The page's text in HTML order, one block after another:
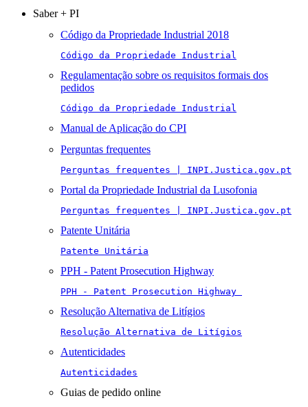
Saber + PI
Código da Propriedade Industrial 2018
Código da Propriedade Industrial
Regulamentação sobre os requisitos formais dos
pedidos
Código da Propriedade Industrial
Manual de Aplicação do CPI
Perguntas frequentes
Perguntas frequentes | INPI.Justica.gov.pt
Portal da Propriedade Industrial da Lusofonia
Perguntas frequentes | INPI.Justica.gov.pt
Patente Unitária
Patente Unitária
PPH - Patent Prosecution Highway
PPH - Patent Prosecution Highway
Resolução Alternativa de Litígios
Resolução Alternativa de Litígios
Autenticidades
Autenticidades
Guias de pedido online